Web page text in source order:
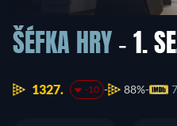
ŠÉFKA HRY - 1.
1327. -10 88%